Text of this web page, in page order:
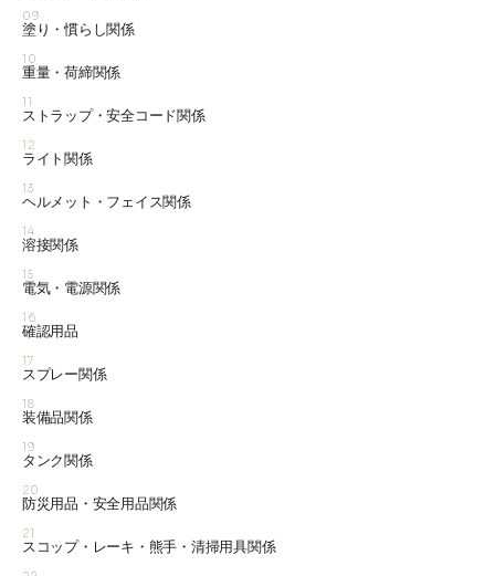
09
塗り・慣らし関係
10
重量・荷締関係
11
ストラップ・安全コード関係
12
ライト関係
13
ヘルメット・フェイス関係
14
溶接関係
15
電気・電源関係
16
確認用品
17
スプレー関係
18
装備品関係
19
タンク関係
20
防災用品・安全用品関係
21
スコップ・レーキ・熊手・清掃用具関係